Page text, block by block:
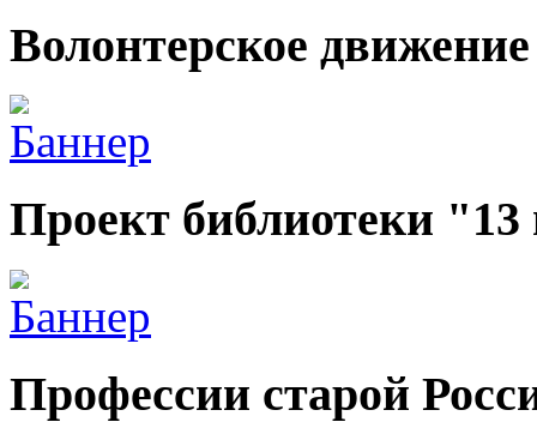
Волонтерское движение
Проект библиотеки
Профессии старой